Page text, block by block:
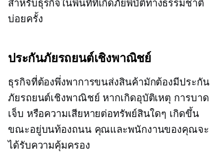
สำหรับธุรกิจในพื้นที่ที่เกิดภัยพิบัติทางธรรมชาติ
บ่อยครั้ง
ประกันภัยรถยนต์เชิงพาณิชย์
ธุรกิจที่ต้องพึ่งพาการขนส่งสินค้ามักต้องมีประกัน
ภัยรถยนต์เชิงพาณิชย์ หากเกิดอุบัติเหตุ การบาด
เจ็บ หรือความเสียหายต่อทรัพย์สินใดๆ เกิดขึ้น
ขณะอยู่บนท้องถนน คุณและพนักงานของคุณจะ
ได้รับความคุ้มครอง